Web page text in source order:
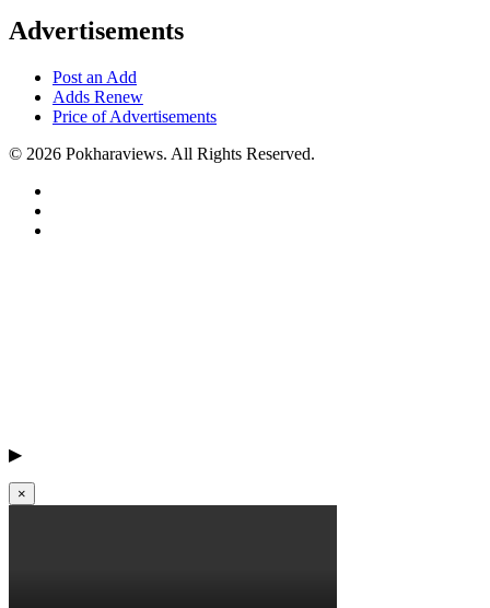
Advertisements
Post an Add
Adds Renew
Price of Advertisements
© 2026 Pokharaviews. All Rights Reserved.
▶
×